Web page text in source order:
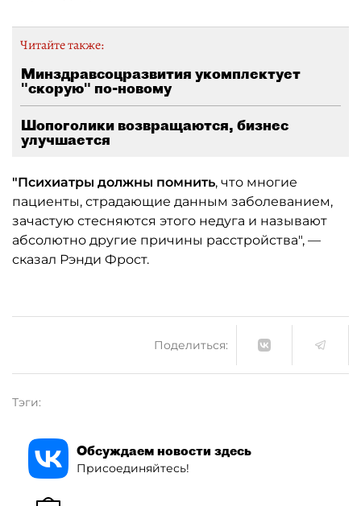
Читайте также:
Минздравсоцразвития укомплектует
"скорую" по-новому
Шопоголики возвращаются, бизнес
улучшается
"Психиатры должны помнить, что многие
пациенты, страдающие данным заболеванием,
зачастую стесняются этого недуга и называют
абсолютно другие причины расстройства", —
сказал Рэнди Фрост.
Поделиться:
Тэги:
Обсуждаем новости здесь
Присоединяйтесь!